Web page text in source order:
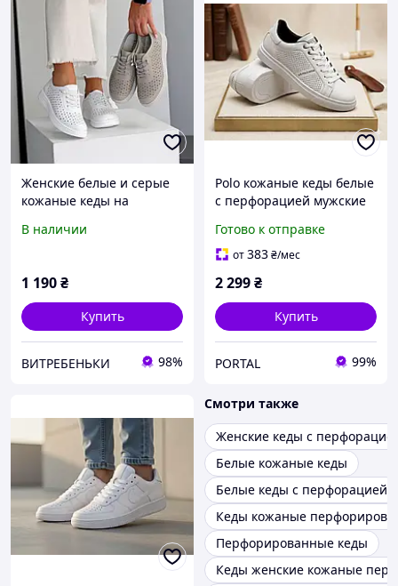
Женские белые и серые
кожаные кеды на
сквозной перфорацией
В наличии
1 190₴
Купить
ВИТРЕБЕНЬКИ 98%
Polo кожаные кеды белые
с перфорацией мужские
Готово к отправке
от383₴/мес
2 299₴
Купить
PORTAL 99%
Смотри также
Женские кеды с
Белые кожаные кеды
Белые кеды с перфорацией
Кеды кожаные
Перфорированные кеды
Кеды женские кожаные